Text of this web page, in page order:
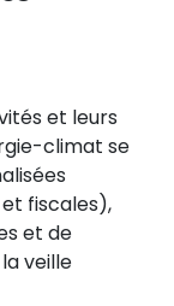
et leurs
climat se
fiscales),
et de
veille